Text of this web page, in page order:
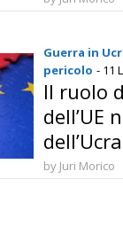
Guerra in
pericolo - 11
Il ruolo
dell’UE
by Juri Morico